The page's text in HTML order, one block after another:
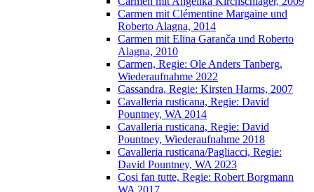
Carmen mit Clémentine Margaine und
Roberto Alagna, 2014
Carmen mit Elīna Garanča und Roberto
Alagna, 2010
Carmen, Regie: Ole Anders Tanberg,
Wiederaufnahme 2022
Cassandra, Regie: Kirsten Harms, 2007
Cavalleria rusticana, Regie: David
Pountney, WA 2014
Cavalleria rusticana, Regie: David
Pountney, Wiederaufnahme 2018
Cavalleria rusticana/Pagliacci, Regie:
David Pountney, WA 2023
Cosi fan tutte, Regie: Robert Borgmann
WA 2017